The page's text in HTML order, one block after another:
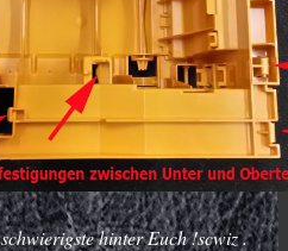
hinter Euch !scwiz .